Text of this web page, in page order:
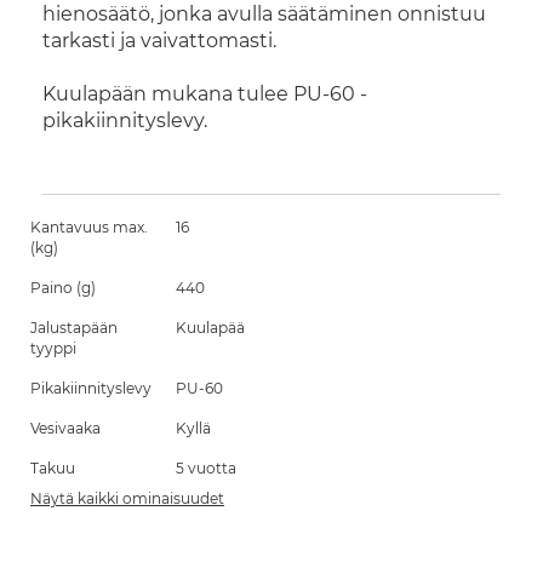
hienosäätö, jonka avulla säätäminen onnistuu
tarkasti ja vaivattomasti.
Kuulapään mukana tulee PU-60 -
pikakiinnityslevy.
Kantavuus max.
(kg)
16
Paino (g) 440
Jalustapään
tyyppi
Kuulapää
Pikakiinnityslevy PU-60
Vesivaaka Kyllä
Takuu
5 vuotta
Näytä kaikki ominaisuudet